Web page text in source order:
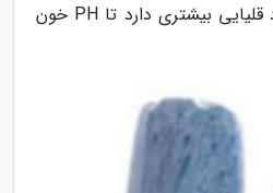
دلیل، بدن احتیاج به مواد قلیایی بیشتری دارد تا PH خون